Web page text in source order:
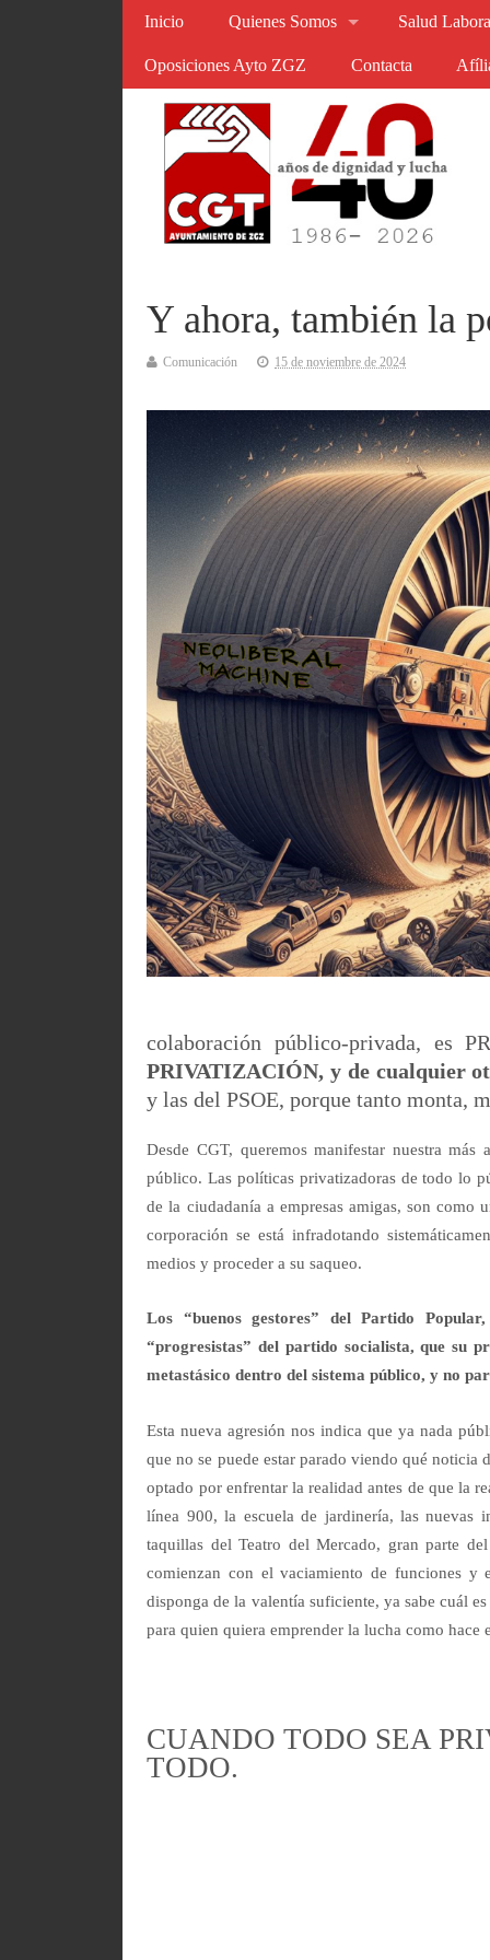
Inicio Quienes Somos Salud
Oposiciones Ayto ZGZ Contacta
Y ahora, también la
Comunicación 15 de noviembre de 2024
colaboración público-privada, es
PRIVATIZACIÓN, y de cualquier
y las del PSOE, porque tanto monta,
Desde CGT, queremos manifestar nuestra
público. Las políticas privatizadoras de todo lo
de la ciudadanía a empresas amigas, son
corporación se está infradotando
medios y proceder a su saqueo.
Los “buenos gestores” del Partido
“progresistas” del partido socialista, que su
metastásico dentro del sistema público, y no
Esta nueva agresión nos indica que ya nada
que no se puede estar parado viendo qué noticia
optado por enfrentar la realidad antes de que la
línea 900, la escuela de jardinería, las nuevas
taquillas del Teatro del Mercado, gran parte
comienzan con el vaciamiento de funciones y
disponga de la valentía suficiente, ya sabe cuál
para quien quiera emprender la lucha como hace
CUANDO TODO SEA
TODO.